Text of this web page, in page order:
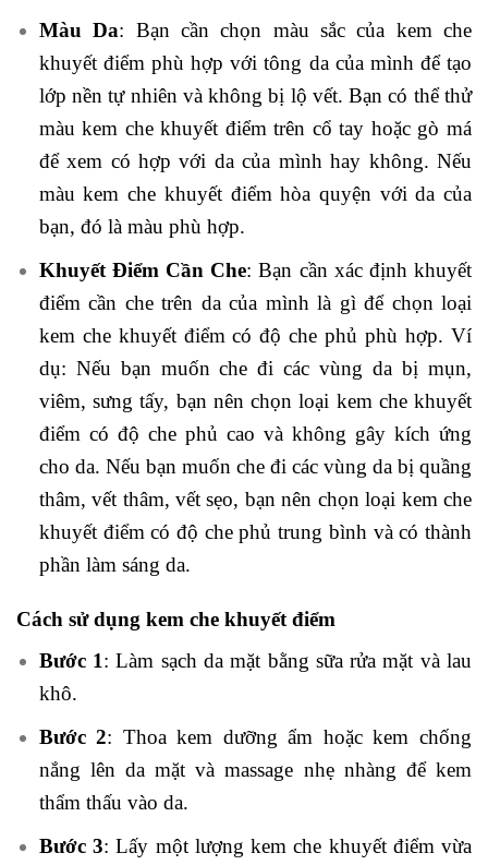
Màu Da: Bạn cần chọn màu sắc của kem che
khuyết điểm phù hợp với tông da của mình để tạo
lớp nền tự nhiên và không bị lộ vết. Bạn có thể thử
màu kem che khuyết điểm trên cổ tay hoặc gò má
để xem có hợp với da của mình hay không. Nếu
màu kem che khuyết điểm hòa quyện với da của
bạn, đó là màu phù hợp.
Khuyết Điểm Cần Che: Bạn cần xác định khuyết
điểm cần che trên da của mình là gì để chọn loại
kem che khuyết điểm có độ che phủ phù hợp. Ví
dụ: Nếu bạn muốn che đi các vùng da bị mụn,
viêm, sưng tấy, bạn nên chọn loại kem che khuyết
điểm có độ che phủ cao và không gây kích ứng
cho da. Nếu bạn muốn che đi các vùng da bị quầng
thâm, vết thâm, vết sẹo, bạn nên chọn loại kem che
khuyết điểm có độ che phủ trung bình và có thành
phần làm sáng da.
Cách sử dụng kem che khuyết điểm
Bước 1: Làm sạch da mặt bằng sữa rửa mặt và lau
khô.
Bước 2: Thoa kem dưỡng ẩm hoặc kem chống
nắng lên da mặt và massage nhẹ nhàng để kem
thẩm thấu vào da.
Bước 3: Lấy một lượng kem che khuyết điểm vừa